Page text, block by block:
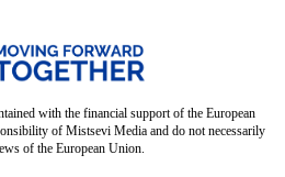
with the financial support of the European
of Mistsevi Media and do not necessarily
of the European Union.